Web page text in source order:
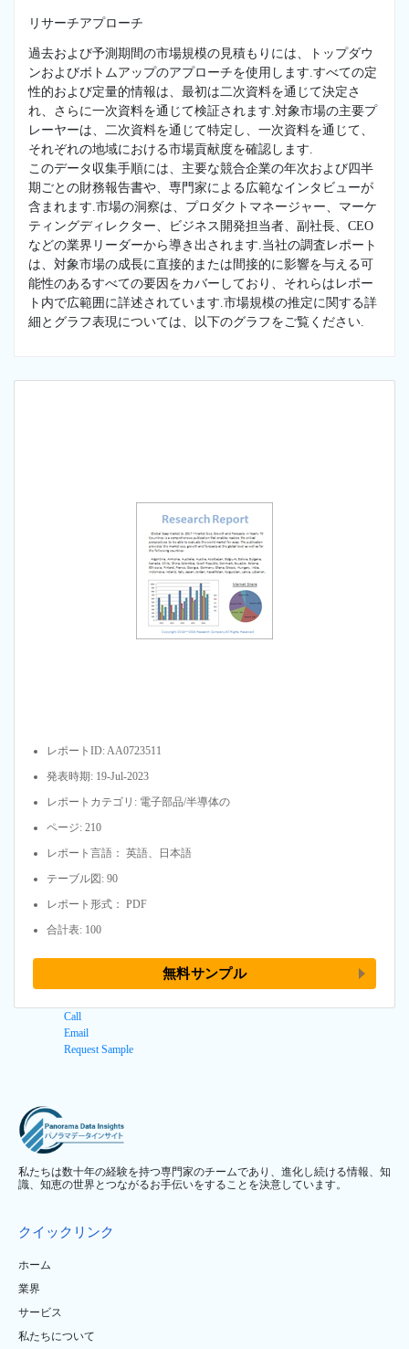
リサーチアプローチ
過去および予測期間の市場規模の見積もりには、トップダウ
ンおよびボトムアップのアプローチを使用します.すべての定
性的および定量的情報は、最初は二次資料を通じて決定さ
れ、さらに一次資料を通じて検証されます.対象市場の主要プ
レーヤーは、二次資料を通じて特定し、一次資料を通じて、
それぞれの地域における市場貢献度を確認します.
このデータ収集手順には、主要な競合企業の年次および四半
期ごとの財務報告書や、専門家による広範なインタビューが
含まれます.市場の洞察は、プロダクトマネージャー、マーケ
ティングディレクター、ビジネス開発担当者、副社長、CEO
などの業界リーダーから導き出されます.当社の調査レポート
は、対象市場の成長に直接的または間接的に影響を与える可
能性のあるすべての要因をカバーしており、それらはレポー
ト内で広範囲に詳述されています.市場規模の推定に関する詳
細とグラフ表現については、以下のグラフをご覧ください.
レポートID: AA0723511
発表時期: 19-Jul-2023
レポートカテゴリ: 電子部品/半導体の
ページ: 210
レポート言語： 英語、日本語
テーブル図: 90
レポート形式： PDF
合計表: 100
無料サンプル
Call
Email
Request Sample
私たちは数十年の経験を持つ専門家のチームであり、進化し続ける情報、知
識、知恵の世界とつながるお手伝いをすることを決意しています。
クイックリンク
ホーム
業界
サービス
私たちについて